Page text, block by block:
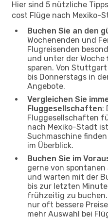
Hier sind 5 nützliche
cost Flüge nach Mexiko-
Buchen Sie an den
Wochenenden und
Flugreisenden
und unter der
sparen. Von
bis Donnerstags in
Angebote.
Vergleichen Sie
Fluggesellschaften:
Fluggesellschaften
nach Mexiko-Stadt
Suchmaschine
im Überblick.
Buchen Sie im
gerne von
und warten mit der
bis zur letzten
frühzeitig zu
nur oft bessere
mehr Auswahl bei